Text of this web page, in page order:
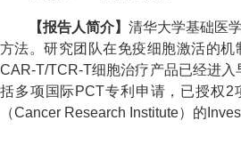
【报告人简介】 清华大学基础医
方法。研究团队在免疫细胞激活的
CAR-T/TCR-T细胞治疗产品已经进
括多项国际PCT专利申请，已授权2
（Cancer Research Institute）的